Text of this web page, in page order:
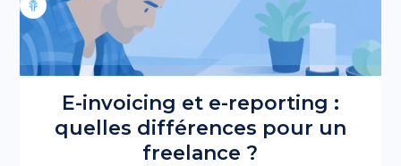
E-invoicing et e-reporting :
quelles différences pour un
freelance ?